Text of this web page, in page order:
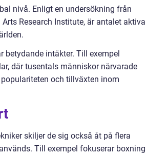
nivå. Enligt en undersökning från
Research Institute, är antalet aktiva
betydande intäkter. Till exempel
där tusentals människor närvarade
och tillväxten inom
skiljer de sig också åt på flera
Till exempel fokuserar boxning